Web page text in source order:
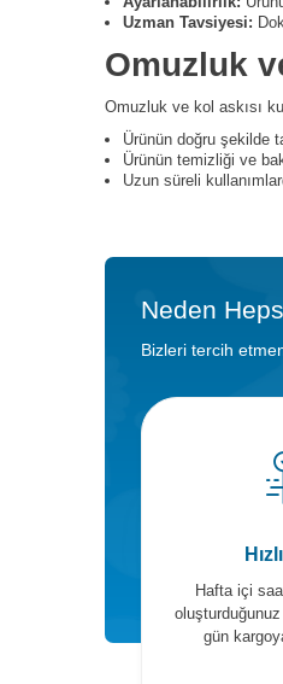
Uzman Tavsiyesi:
Omuzluk
Omuzluk ve kol askısı
Ürünün doğru şekilde
Ürünün temizliği ve
Uzun süreli
Neden
Bizleri tercih
Hafta içi
gün